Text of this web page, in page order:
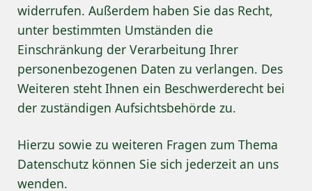
widerrufen. Außerdem haben Sie das Recht,
unter bestimmten Umständen die
Einschränkung der Verarbeitung Ihrer
personenbezogenen Daten zu verlangen. Des
Weiteren steht Ihnen ein Beschwerderecht bei
der zuständigen Aufsichtsbehörde zu.
Hierzu sowie zu weiteren Fragen zum Thema
Datenschutz können Sie sich jederzeit an uns
wenden.